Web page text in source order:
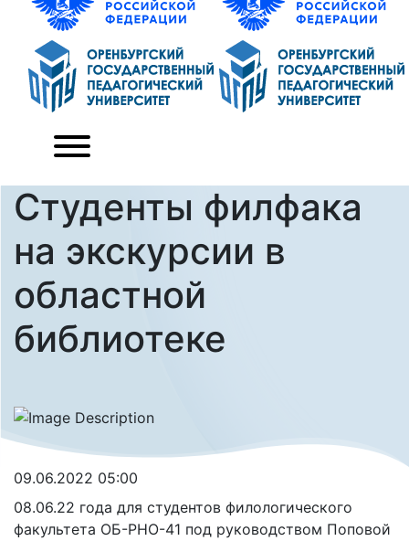
Студенты филфака
на экскурсии в
областной
библиотеке
09.06.2022 05:00
08.06.22 года для студентов филологического
факультета ОБ-РНО-41 под руководством Поповой